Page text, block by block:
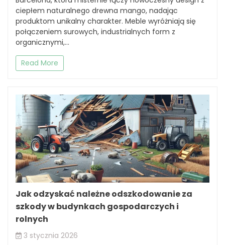
ciepłem naturalnego drewna mango, nadając
produktom unikalny charakter. Meble wyróżniają się
połączeniem surowych, industrialnych form z
organicznymi,...
Read More
Jak odzyskać należne odszkodowanie za
szkody w budynkach gospodarczych i
rolnych
3 stycznia 2026